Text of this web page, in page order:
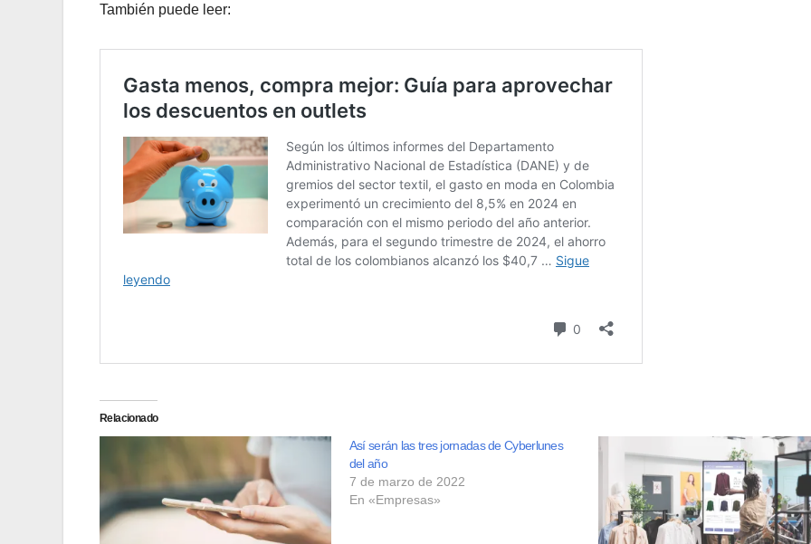
También puede leer:
Relacionado
Así serán las tres jornadas de Cyberlunes
del año
7 de marzo de 2022
En «Empresas»